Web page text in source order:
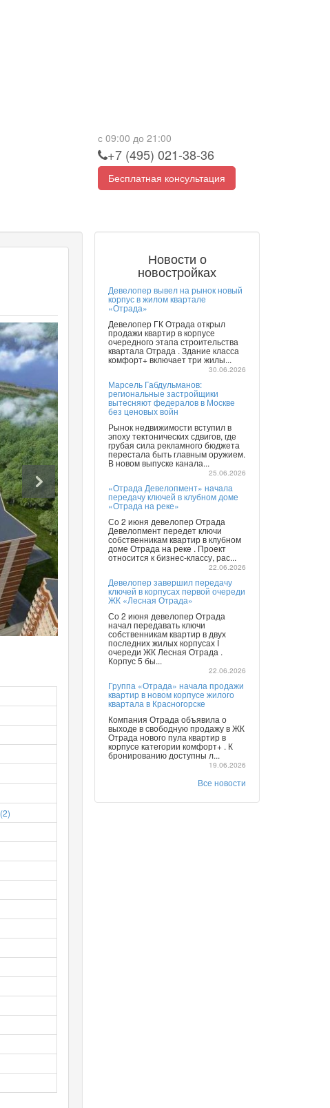
с 09:00 до 21:00
+7 (495) 021-38-36
Бесплатная консультация
Новости о
новостройках
Девелопер вывел на рынок новый
корпус в жилом квартале
«Отрада»
Девелопер ГК Отрада открыл
продажи квартир в корпусе
очередного этапа строительства
квартала Отрада . Здание класса
комфорт+ включает три жилы...
30.06.2026
Марсель Габдульманов:
региональные застройщики
вытесняют федералов в Москве
без ценовых войн
Рынок недвижимости вступил в
эпоху тектонических сдвигов, где
грубая сила рекламного бюджета
перестала быть главным оружием.
В новом выпуске канала...
25.06.2026
«Отрада Девелопмент» начала
передачу ключей в клубном доме
«Отрада на реке»
Со 2 июня девелопер Отрада
Девелопмент передет ключи
собственникам квартир в клубном
доме Отрада на реке . Проект
относится к бизнес-классу, рас...
22.06.2026
Девелопер завершил передачу
ключей в корпусах первой очереди
ЖК «Лесная Отрада»
Со 2 июня девелопер Отрада
начал передавать ключи
собственникам квартир в двух
последних жилых корпусах I
очереди ЖК Лесная Отрада .
Корпус 5 бы...
22.06.2026
Группа «Отрада» начала продажи
квартир в новом корпусе жилого
квартала в Красногорске
Компания Отрада объявила о
выходе в свободную продажу в ЖК
Отрада нового пула квартир в
корпусе категории комфорт+ . К
бронированию доступны л...
19.06.2026
Все новости